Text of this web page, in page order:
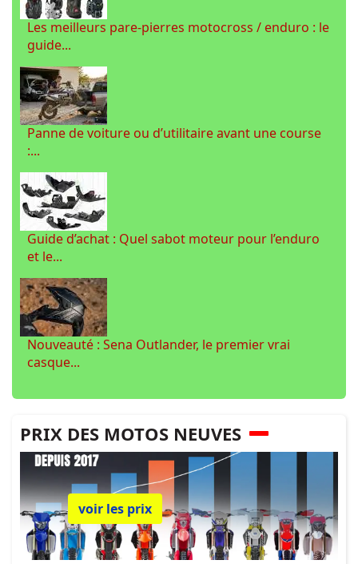
Les meilleurs pare-pierres motocross / enduro : le
guide...
Panne de voiture ou d’utilitaire avant une course
:...
Guide d’achat : Quel sabot moteur pour l’enduro
et le...
Nouveauté : Sena Outlander, le premier vrai
casque...
PRIX DES MOTOS NEUVES
voir les prix